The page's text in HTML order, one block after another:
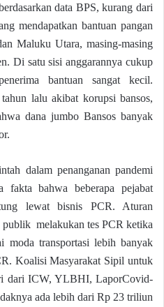
data BPS, kurang dari
mendapatkan bantuan pangan
Maluku Utara, masing-masing
Di satu sisi anggarannya cukup
bantuan sangat kecil.
lalu akibat korupsi bansos,
dana jumbo Bansos banyak
dalam penanganan pandemi
fakta bahwa beberapa pejabat
lewat bisnis PCR. Aturan
publik melakukan tes PCR ketika
moda transportasi lebih banyak
Koalisi Masyarakat Sipil untuk
dari ICW, YLBHI, LaporCovid-
ada lebih dari Rp 23 triliun